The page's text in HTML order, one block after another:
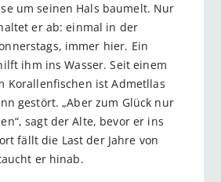
um seinen Hals baumelt. Nur
er ab: einmal in der
immer hier. Ein
ihm ins Wasser. Seit einem
Korallenfischen ist Admetllas
gestört. „Aber zum Glück nur
sagt der Alte, bevor er ins
fällt die Last der Jahre von
er hinab.